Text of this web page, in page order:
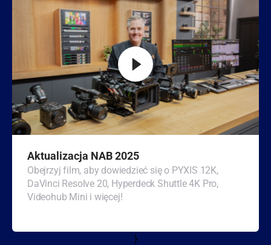
Turkey
UAE
Ukraine
United Kingdom
United States
Aktualizacja NAB 2025
Obejrzyj film, aby dowiedzieć się o PYXIS 12K,
DaVinci Resolve 20, Hyperdeck Shuttle 4K Pro,
Videohub Mini i więcej!
}